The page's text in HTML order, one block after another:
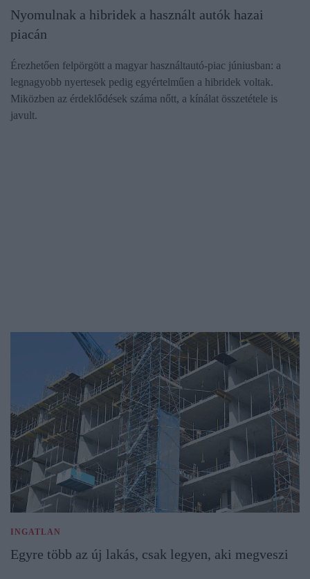
Nyomulnak a hibridek a használt autók hazai
piacán
Érezhetően felpörgött a magyar használtautó-piac júniusban: a
legnagyobb nyertesek pedig egyértelműen a hibridek voltak.
Miközben az érdeklődések száma nőtt, a kínálat összetétele is
javult.
INGATLAN
Egyre több az új lakás, csak legyen, aki megveszi